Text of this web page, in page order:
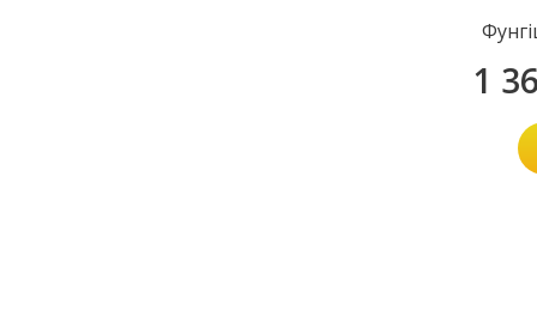
1